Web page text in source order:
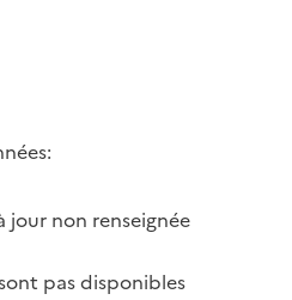
jour non renseignée
pas disponibles